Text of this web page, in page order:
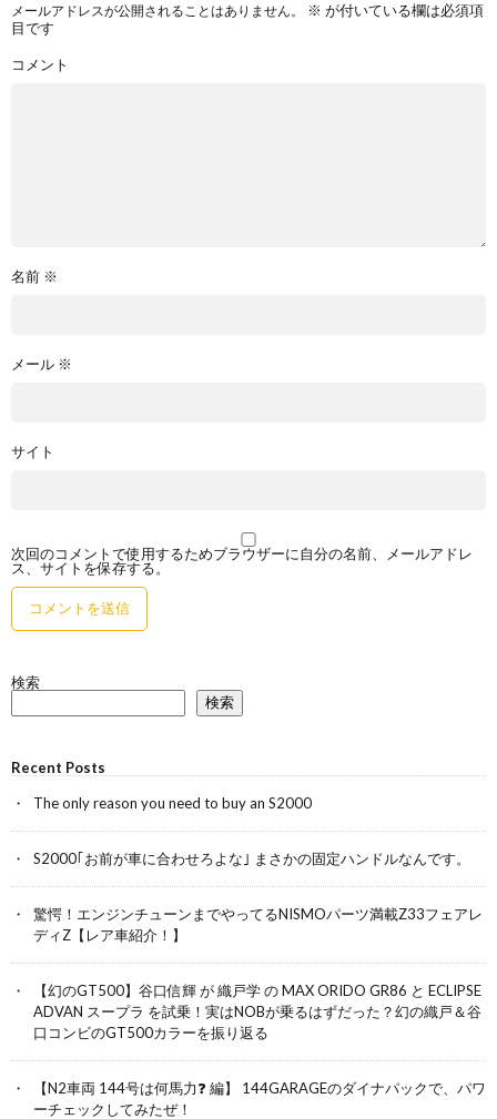
メールアドレスが公開されることはありません。 ※ が付いている欄は必須項
目です
コメント
名前 ※
メール ※
サイト
次回のコメントで使用するためブラウザーに自分の名前、メールアドレ
ス、サイトを保存する。
検索
検索
Recent Posts
The only reason you need to buy an S2000
S2000｢お前が車に合わせろよな｣ まさかの固定ハンドルなんです。
驚愕！エンジンチューンまでやってるNISMOパーツ満載Z33フェアレ
ディZ【レア車紹介！】
【幻のGT500】谷口信輝 が 織戸学 の MAX ORIDO GR86 と ECLIPSE
ADVAN スープラ を試乗！実はNOBが乗るはずだった？幻の織戸＆谷
口コンビのGT500カラーを振り返る
【N2車両 144号は何馬力❓ 編】 144GARAGEのダイナパックで、パワ
ーチェックしてみたぜ！